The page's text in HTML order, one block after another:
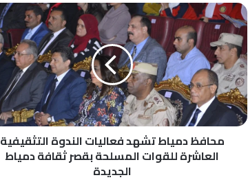
محافظ
دمياط
تشهد
فعاليات
الندوة
التثقيفية
العاشرة
للقوات
المسلحة
محافظ دمياط تشهد فعاليات الندوة التثقيفية
العاشرة للقوات المسلحة بقصر ثقافة دمياط
الجديدة